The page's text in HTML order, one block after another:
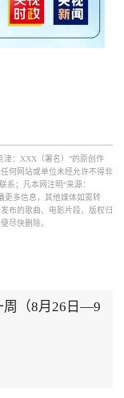
津：XXX（署名）”的原创作
何网站或单位未经允许不得非
系；凡本网注明“来源：
更多信息，其他媒体如需转
布的歌曲、电影片段，版权归
尽快删除。
周（8月26日—9